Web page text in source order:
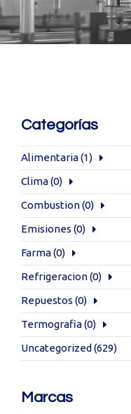
Categorías
Alimentaria(1)
Clima(0)
Combustion(0)
Emisiones (0)
Farma(0)
Refrigeracion(0)
Repuestos (0)
Termografia(0)
Uncategorized (629)
Marcas